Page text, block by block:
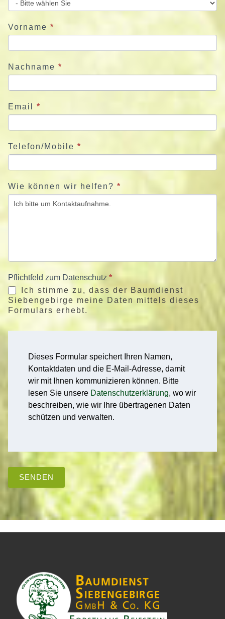
e
u
n
s
e
t
Vorname *
Nachname *
Email *
Telefon/Mobile *
Wie können wir helfen? *
Pflichtfeld zum Datenschutz *
Ich stimme zu, dass der Baumdienst
Siebengebirge meine Daten mittels dieses
Formulars erhebt.
Dieses Formular speichert Ihren Namen,
Kontaktdaten und die E-Mail-Adresse, damit
wir mit Ihnen kommunizieren können. Bitte
lesen Sie unsere Datenschutzerklärung, wo wir
beschreiben, wie wir Ihre übertragenen Daten
schützen und verwalten.
SENDEN